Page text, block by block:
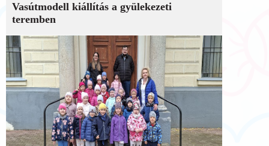
Vasútmodell kiállítás a gyülekezeti
teremben